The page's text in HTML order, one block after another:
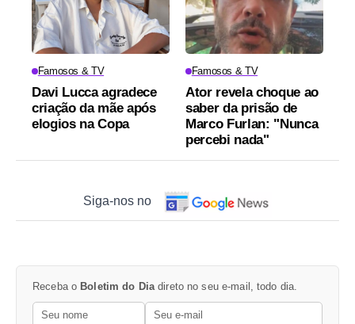
Famosos & TV
Davi Lucca agradece
criação da mãe após
elogios na Copa
Famosos & TV
Ator revela choque ao
saber da prisão de
Marco Furlan: "Nunca
percebi nada"
Siga-nos no
Receba o Boletim do Diadireto no seu e-mail, todo dia.